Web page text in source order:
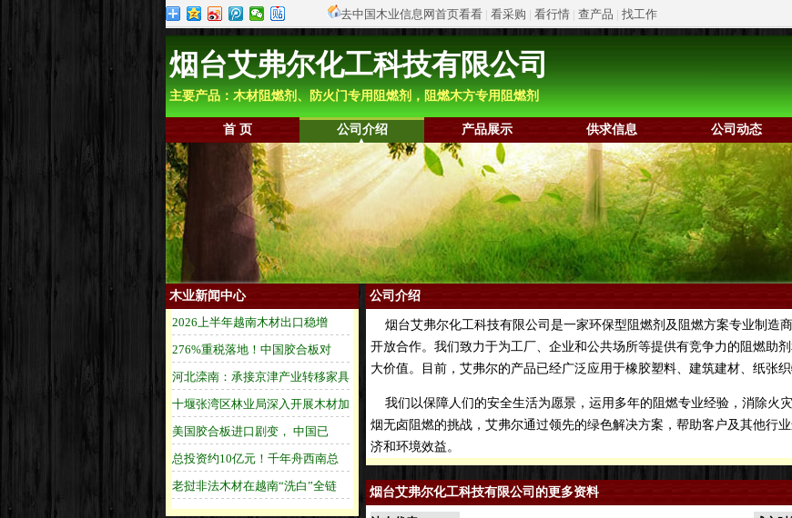
去中国木业信息网首页看看 | 看采购 | 看行情 | 查产品 | 找工作
烟台艾弗尔化工科技有限公司
主要产品：木材阻燃剂、防火门专用阻燃剂，阻燃木方专用阻燃剂
首 页 公司介绍 产品展示 供求信息 公司动态
木业新闻中心 公司介绍
烟台艾弗尔化工科技有限公司是一家环保型阻燃剂及阻燃方案专业制造
开放合作。我们致力于为工厂、企业和公共场所等提供有竞争力的阻燃助
大价值。目前，艾弗尔的产品已经广泛应用于橡胶塑料、建筑建材、纸张织
我们以保障人们的安全生活为愿景，运用多年的阻燃专业经验，消除火
烟无卤阻燃的挑战，艾弗尔通过领先的绿色解决方案，帮助客户及其他行
济和环境效益。
烟台艾弗尔化工科技有限公司的更多资料